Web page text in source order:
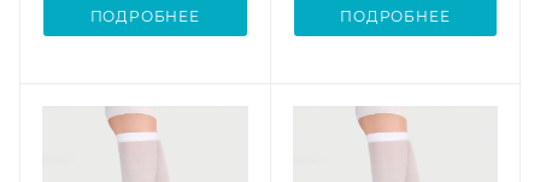
ПОДРОБНЕЕ ПОДРОБНЕЕ